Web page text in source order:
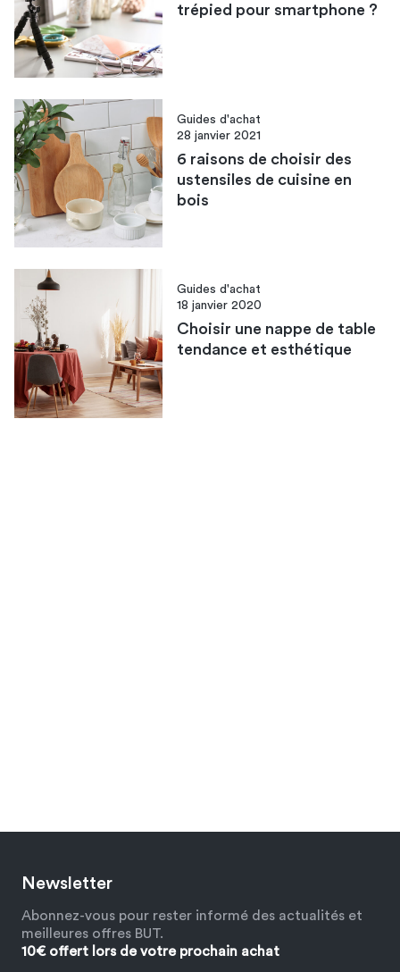
trépied pour smartphone ?
Guides d'achat
28 janvier 2021
6 raisons de choisir des
ustensiles de cuisine en
bois
Guides d'achat
18 janvier 2020
Choisir une nappe de table
tendance et esthétique
Newsletter
Abonnez-vous pour rester informé des actualités et
meilleures offres BUT.
10€ offert lors de votre prochain achat